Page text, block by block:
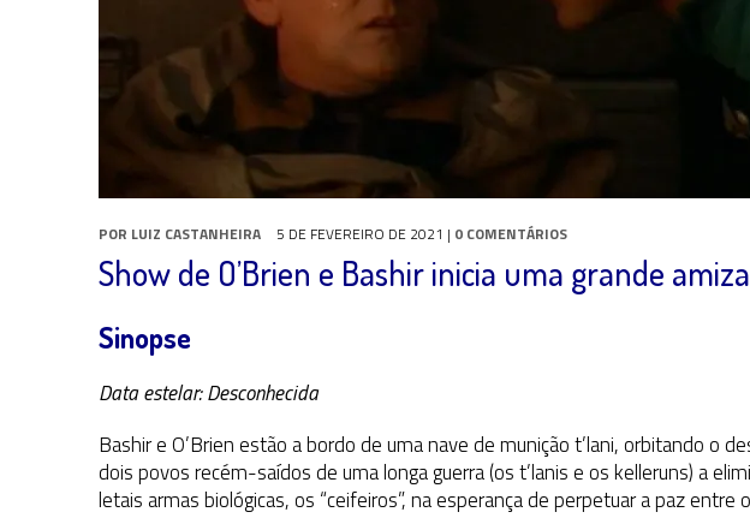
POR LUIZ CASTANHEIRA 5 DE FEVEREIRO DE 2021 | 0 COMENTÁRIOS
Show de O’Brien e Bashir inicia uma grande
Sinopse
Data estelar: Desconhecida
Bashir e O’Brien estão a bordo de uma nave de munição t’lani, orbitando o
dois povos recém-saídos de uma longa guerra (os t’lanis e os kelleruns) a
letais armas biológicas, os “ceifeiros”, na esperança de perpetuar a paz entre